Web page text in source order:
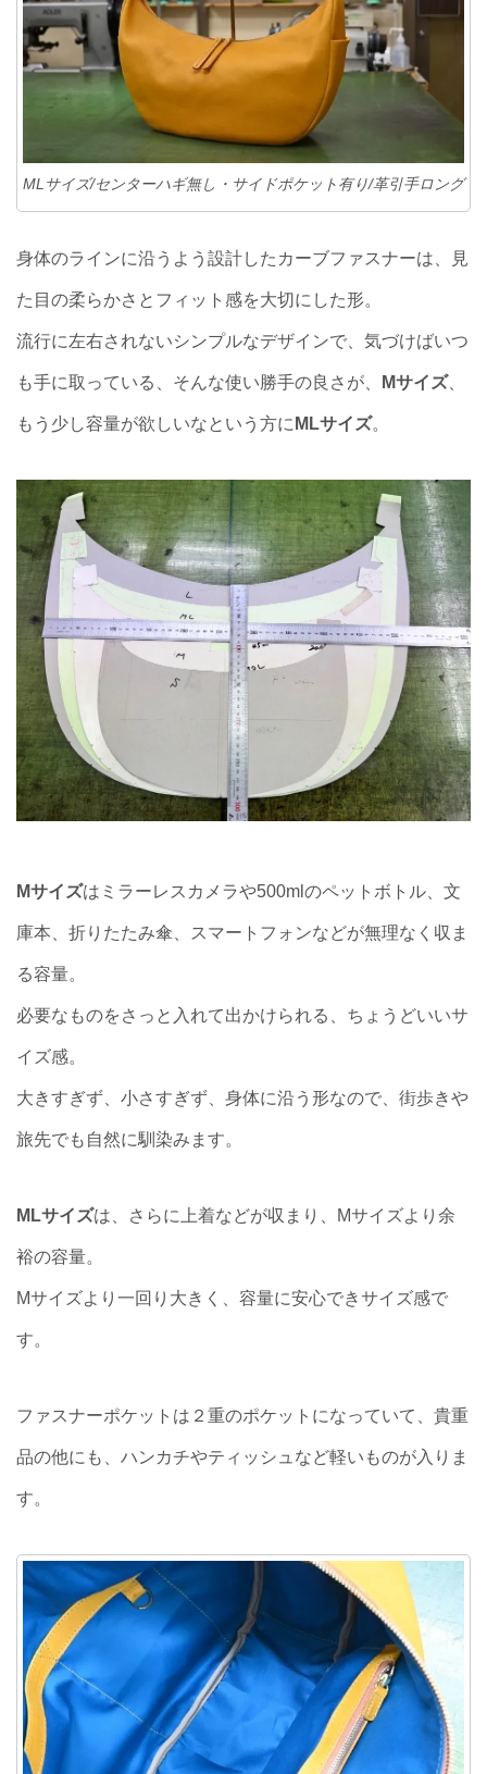
MLサイズ/センターハギ無し・サイドポケット有り/革引手ロング
身体のラインに沿うよう設計したカーブファスナーは、見
た目の柔らかさとフィット感を大切にした形。
流行に左右されないシンプルなデザインで、気づけばいつ
も手に取っている、そんな使い勝手の良さが、 Mサイズ、
もう少し容量が欲しいなという方に MLサイズ。
Mサイズはミラーレスカメラや500mlのペットボトル、文
庫本、折りたたみ傘、スマートフォンなどが無理なく収ま
る容量。
必要なものをさっと入れて出かけられる、ちょうどいいサ
イズ感。
大きすぎず、小さすぎず、身体に沿う形なので、街歩きや
旅先でも自然に馴染みます。
MLサイズは、さらに上着などが収まり、Mサイズより余
裕の容量。
Mサイズより一回り大きく、容量に安心できサイズ感で
す。
ファスナーポケットは２重のポケットになっていて、貴重
品の他にも、ハンカチやティッシュなど軽いものが入りま
す。